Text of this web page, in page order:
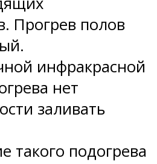
Прогрев полов
инфракрасной
нет
заливать
такого подогрева